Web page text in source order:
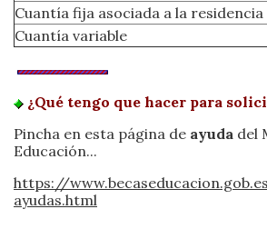
Cuantía fija asociada a la residencia
Cuantía variable
¿Qué tengo que hacer para
Pincha en esta página de ayuda del
Educación...
https://
ayudas.html